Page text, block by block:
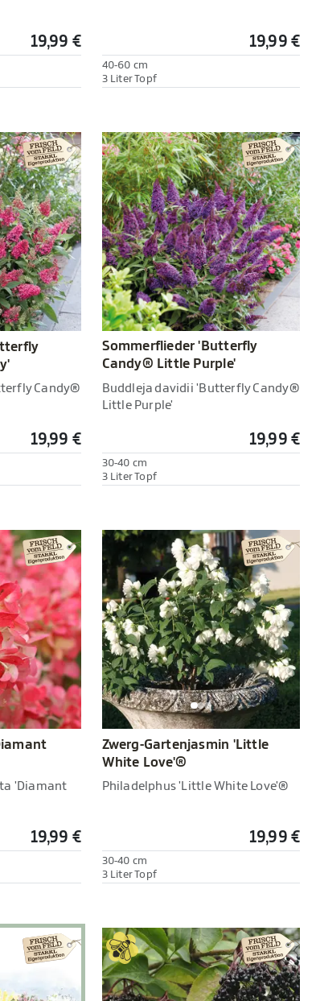
19,99 € 19,99 €
40-60 cm
3 Liter Topf
Candy®
19,99 €
Sommerflieder 'Butterfly
Candy® Little Purple'
Buddleja davidii 'Butterfly Candy®
Little Purple'
19,99 €
30-40 cm
3 Liter Topf
'Diamant
19,99 €
Zwerg-Gartenjasmin 'Little
White Love'®
Philadelphus 'Little White Love'®
19,99 €
30-40 cm
3 Liter Topf